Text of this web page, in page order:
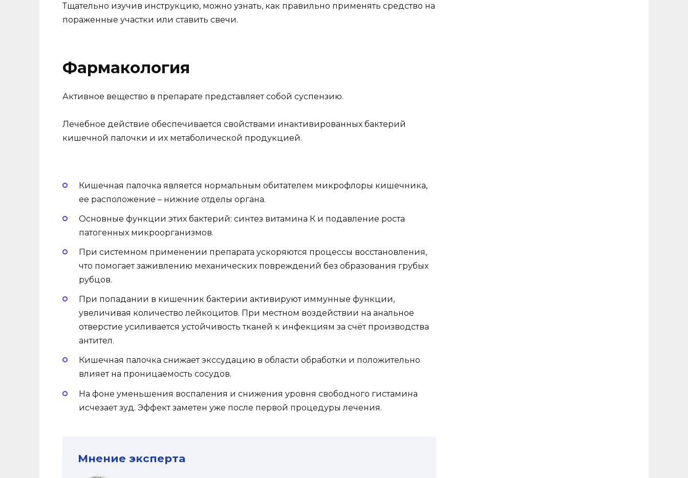
Тщательно изучив инструкцию, можно узнать, как правильно применять средство на
пораженные участки или ставить свечи.
Фармакология
Активное вещество в препарате представляет собой суспензию.
Лечебное действие обеспечивается свойствами инактивированных бактерий
кишечной палочки и их метаболической продукцией.
Кишечная палочка является нормальным обитателем микрофлоры кишечника,
ее расположение – нижние отделы органа.
Основные функции этих бактерий: синтез витамина К и подавление роста
патогенных микроорганизмов.
При системном применении препарата ускоряются процессы восстановления,
что помогает заживлению механических повреждений без образования грубых
рубцов.
При попадании в кишечник бактерии активируют иммунные функции,
увеличивая количество лейкоцитов. При местном воздействии на анальное
отверстие усиливается устойчивость тканей к инфекциям за счёт производства
антител.
Кишечная палочка снижает экссудацию в области обработки и положительно
влияет на проницаемость сосудов.
На фоне уменьшения воспаления и снижения уровня свободного гистамина
исчезает зуд. Эффект заметен уже после первой процедуры лечения.
Мнение эксперта